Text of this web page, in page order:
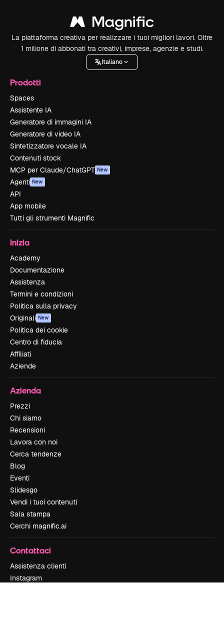
La piattaforma creativa per realizzare i tuoi migliori lavori. Oltre
1 milione di abbonati tra creativi, imprese, agenzie e studi.
Italiano
Prodotti
Spaces
Assistente IA
Generatore di immagini IA
Generatore di video IA
Sintetizzatore vocale IA
Contenuti stock
MCP per Claude/ChatGPT New
Agenti New
API
App mobile
Tutti gli strumenti Magnific
Inizia
Academy
Documentazione
Assistenza
Termini e condizioni
Politica sulla privacy
Originali New
Politica dei cookie
Centro di fiducia
Affiliati
Aziende
Azienda
Prezzi
Chi siamo
Recensioni
Lavora con noi
Cerca tendenze
Blog
Eventi
Slidesgo
Vendi i tuoi contenuti
Sala stampa
Cerchi magnific.ai
Contattaci
Assistenza clienti
Instagram